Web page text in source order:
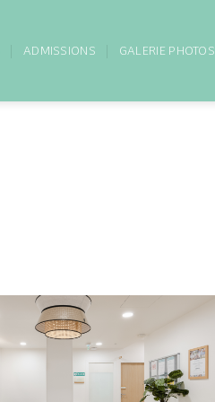
ADMISSIONS GALERIE PHOTOS